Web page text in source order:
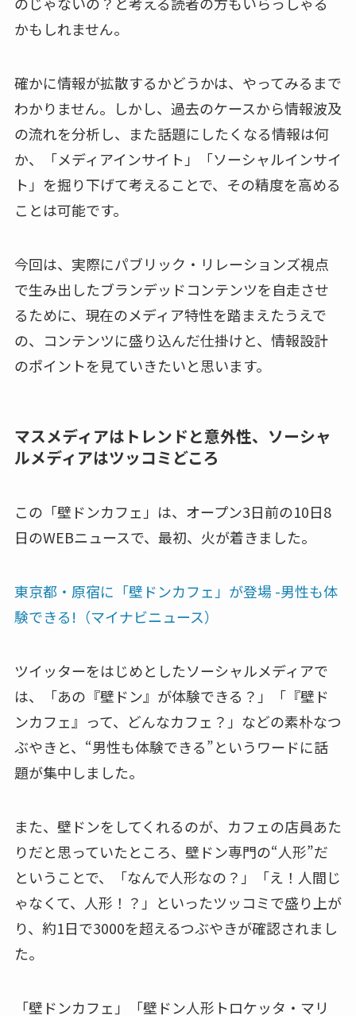
かもしれません。
確かに情報が拡散するかどうかは、やってみるまで
わかりません。しかし、過去のケースから情報波及
の流れを分析し、また話題にしたくなる情報は何
か、「メディアインサイト」「ソーシャルインサイ
ト」を掘り下げて考えることで、その精度を高める
ことは可能です。
今回は、実際にパブリック・リレーションズ視点
で生み出したブランデッドコンテンツを自走させ
るために、現在のメディア特性を踏まえたうえで
の、コンテンツに盛り込んだ仕掛けと、情報設計
のポイントを見ていきたいと思います。
マスメディアはトレンドと意外性、ソーシャ
ルメディアはツッコミどころ
この「壁ドンカフェ」は、オープン3日前の10日8
日のWEBニュースで、最初、火が着きました。
東京都・原宿に「壁ドンカフェ」が登場 -男性も体
験できる!（マイナビニュース）
ツイッターをはじめとしたソーシャルメディアで
は、「あの『壁ドン』が体験できる？」「『壁ド
ンカフェ』って、どんなカフェ？」などの素朴なつ
ぶやきと、“男性も体験できる”というワードに話
題が集中しました。
また、壁ドンをしてくれるのが、カフェの店員あた
りだと思っていたところ、壁ドン専門の“人形”だ
ということで、「なんで人形なの？」「え！人間じ
ゃなくて、人形！？」といったツッコミで盛り上が
り、約1日で3000を超えるつぶやきが確認されまし
た。
「壁ドンカフェ」「壁ドン人形トロケッタ・マリ